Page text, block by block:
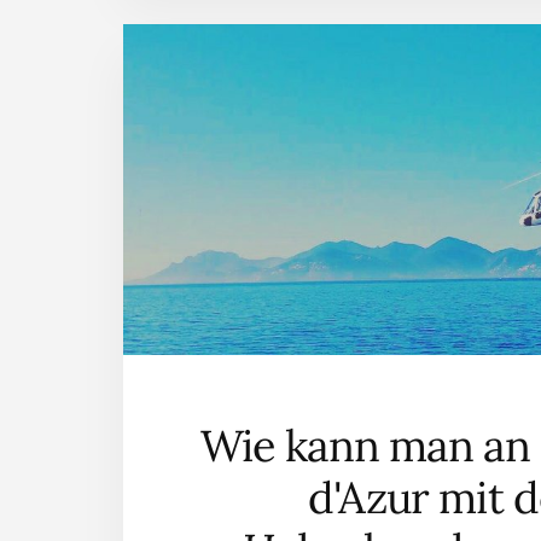
Wie kann man
d'Azur mit